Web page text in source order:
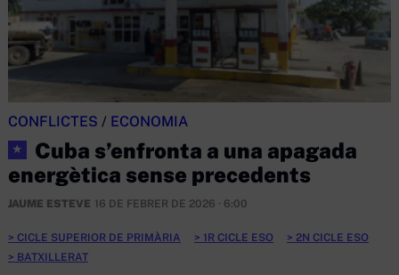
CONFLICTES / ECONOMIA
★
Cuba s’enfronta a una apagada
energètica sense precedents
JAUME ESTEVE 16 DE FEBRER DE 2026 · 6:00
CICLE SUPERIOR DE PRIMÀRIA 1R CICLE ESO
2N CICLE ESO
BATXILLERAT